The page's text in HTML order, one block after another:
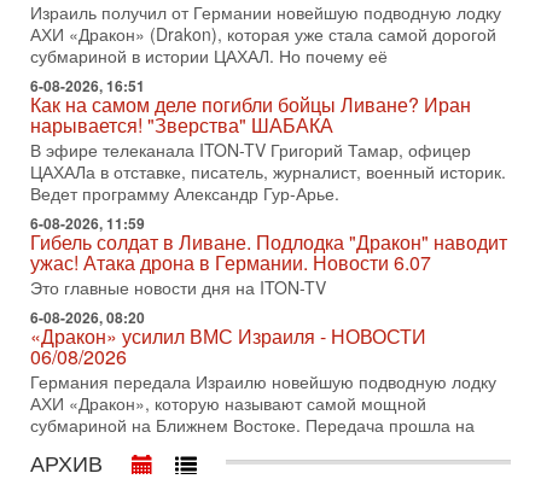
Тайны закрытых дверей: о чём на самом деле
молчат Трамп и Нетаньяху?
Недавний визит премьер-министра Израиля Биньямина
Нетаньяху в США и его встреча с Дональдом Трампом
оставили больше вопросов, чем ответов. Полная
31-07-2026, 15:18
Иран готовит покушение на Нетаниягу! Трамп не
хочет эскалации, но КСИР готовит взрыв!
В эфире телеканала ITON-TV СЕРГЕЙ МИГДАЛЬ, эксперт
по вопросам безопасности, офицер запаса
Международного управления полиции Израиля, автор
31-07-2026, 09:02
Битва за разоружение ХАМАСа - НОВОСТИ
31/07/2026
Сегодня президент США Дональд Трамп заявил о
достижении исторического соглашения о полном
разоружении ХАМАСа и других вооруженных группировок в
30-07-2026, 17:59
Иран доведет Трампа до крайних мер? Разбор и
оценка от военного обозревателя Давида Шарпа
Израиль получил от Германии новейшую подводную лодку
АХИ «Дракон» (Drakon), которая уже стала самой дорогой
субмариной в истории ЦАХАЛ. Но почему её
6-08-2026, 16:51
Как на самом деле погибли бойцы Ливане? Иран
нарывается! "Зверства" ШАБАКА
В эфире телеканала ITON-TV Григорий Тамар, офицер
ЦАХАЛа в отставке, писатель, журналист, военный историк.
Ведет программу Александр Гур-Арье.
6-08-2026, 11:59
Гибель солдат в Ливане. Подлодка "Дракон" наводит
ужас! Атака дрона в Германии. Новости 6.07
Это главные новости дня на ITON-TV
6-08-2026, 08:20
«Дракон» усилил ВМС Израиля - НОВОСТИ
06/08/2026
Германия передала Израилю новейшую подводную лодку
АХИ «Дракон», которую называют самой мощной
субмариной на Ближнем Востоке. Передача прошла на
АРХИВ